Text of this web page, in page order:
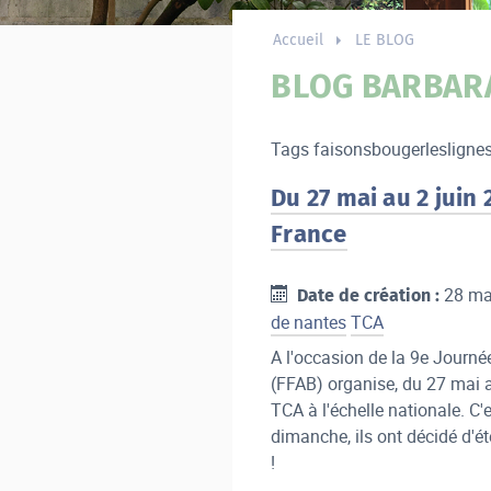
Accueil LE BLOG
BLOG
Tags
Du 27 mai au 2 juin
France
Date de création : 28
de nantesTCA
A l'occasion de la 9e
(FFAB) organise, du 27
TCA à l'échelle nationale.
dimanche, ils ont décidé
!